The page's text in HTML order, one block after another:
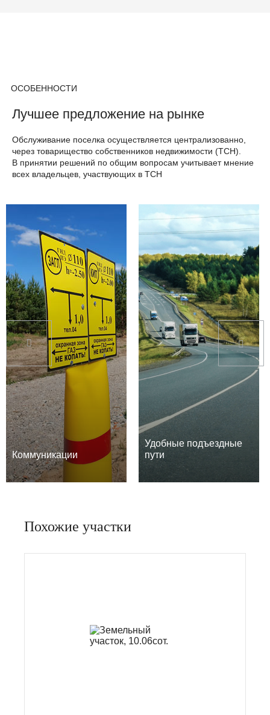
ОСОБЕННОСТИ
Лучшее предложение на рынке
Обслуживание поселка осуществляется централизованно,
через товарищество собственников недвижимости (ТСН).
В принятии решений по общим вопросам учитывает мнение
всех владельцев, участвующих в ТСН
Коммуникации
Удобные подъездные
пути
Похожие участки